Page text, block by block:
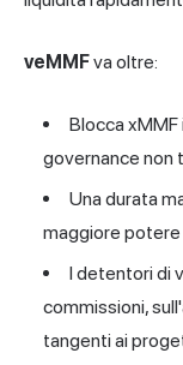
veMMFva oltre:
Blocca
governance non
Una durata
maggiore potere
I detentori di
commissioni,
tangenti ai